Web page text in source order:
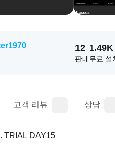
12
판매
1.49K
무료 설
고객 리뷰 상담
TRIAL DAY15